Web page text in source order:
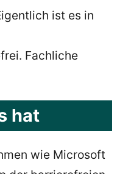
ist es in
Fachliche
hat
wie Microsoft